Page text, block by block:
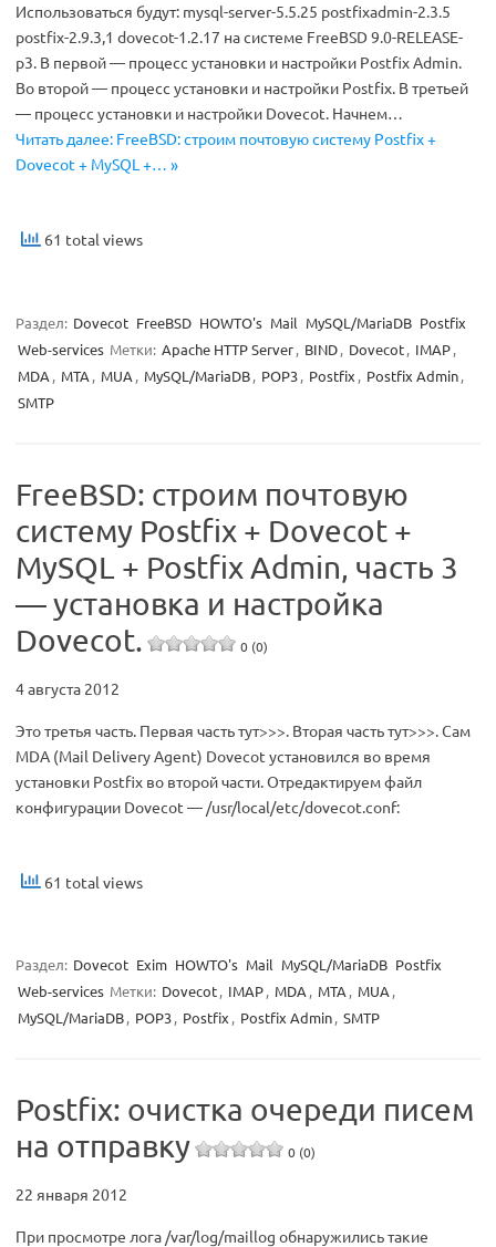
Использоваться будут: mysql-server-5.5.25 postfixadmin-2.3.5
postfix-2.9.3,1 dovecot-1.2.17 на системе FreeBSD 9.0-RELEASE-
p3. В первой — процесс установки и настройки Postfix Admin.
Во второй — процесс установки и настройки Postfix. В третьей
— процесс установки и настройки Dovecot. Начнем…
Читать далее: FreeBSD: строим почтовую систему Postfix +
Dovecot + MySQL +… »
61 total views
Раздел: Dovecot FreeBSD HOWTO's Mail MySQL/MariaDB Postfix
Web-services Метки: Apache HTTP Server, BIND, Dovecot, IMAP,
MDA , MTA , MUA , MySQL/MariaDB, POP3, Postfix , Postfix Admin,
SMTP
FreeBSD: строим почтовую
систему Postfix + Dovecot +
MySQL + Postfix Admin, часть 3
— установка и настройка
Dovecot.
0 (0)
4 августа 2012
Это третья часть. Первая часть тут>>>. Вторая часть тут>>>. Сам
MDA (Mail Delivery Agent) Dovecot установился во время
установки Postfix во второй части. Отредактируем файл
конфигурации Dovecot — /usr/local/etc/dovecot.conf:
61 total views
Раздел: Dovecot Exim HOWTO's Mail MySQL/MariaDB Postfix
Web-services Метки: Dovecot, IMAP, MDA , MTA , MUA ,
MySQL/MariaDB, POP3, Postfix , Postfix Admin, SMTP
Postfix: очистка очереди писем
на отправку
0 (0)
22 января 2012
При просмотре лога /var/log/maillog обнаружились такие